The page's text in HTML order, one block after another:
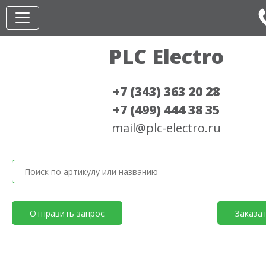
PLC Electro
+7 (343) 363 20 28
+7 (499) 444 38 35
mail@plc-electro.ru
Отправить запрос